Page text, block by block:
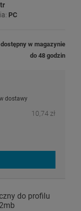
PC
dostępny w magazynie
do 48 godzin
dostawy
10,74 zł
do profilu